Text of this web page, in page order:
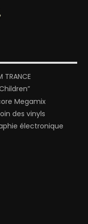
TRANCE
Megamix
des vinyls
électronique